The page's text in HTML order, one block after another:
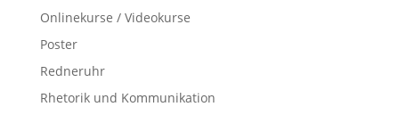
Onlinekurse / Videokurse
Poster
Redneruhr
Rhetorik und Kommunikation